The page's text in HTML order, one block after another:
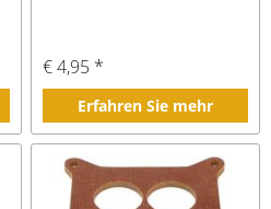
€ 4,95 *
Erfahren Sie mehr